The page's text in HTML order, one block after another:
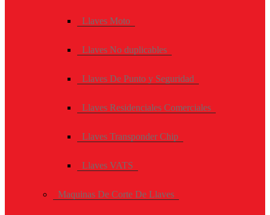
Llaves Moto
Llaves No duplicables
Llaves De Punto y Seguridad
Llaves Residenciales Comerciales
Llaves Transponder Chip
Llaves VATS
Maquinas De Corte De Llaves